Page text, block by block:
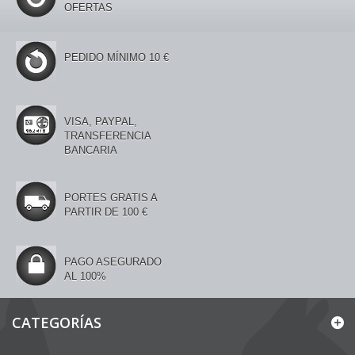
OFERTAS
PEDIDO MÍNIMO 10 €
VISA, PAYPAL,
TRANSFERENCIA
BANCARIA
PORTES GRATIS A
PARTIR DE 100 €
PAGO ASEGURADO
AL 100%
CATEGORÍAS